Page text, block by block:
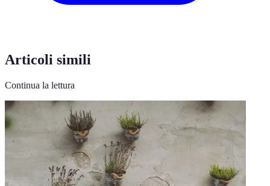
Articoli simili
Continua la lettura